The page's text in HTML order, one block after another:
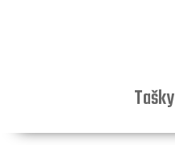
Tašky